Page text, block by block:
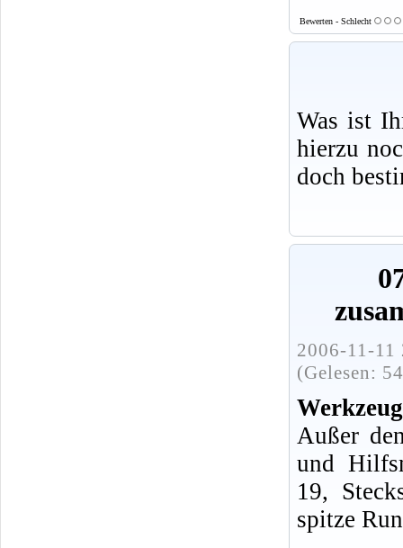
Bewerten - Schlecht
Was ist
hierzu
doch
2006-11-
(Gelesen:
Außer
und
19,
spitze